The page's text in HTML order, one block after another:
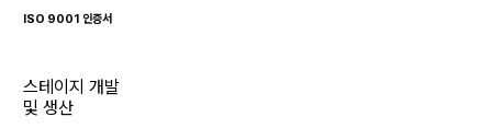
ISO 9001 인증서
스테이지 개발
및 생산